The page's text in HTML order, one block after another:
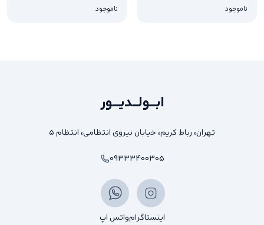
ناموجود ناموجود
ابـــولـــدیــــور
تهران، رباط کریم، خیابان نیروی انتظامی، انتظام ۵
09333400305
اینستاگرامواتس اپ